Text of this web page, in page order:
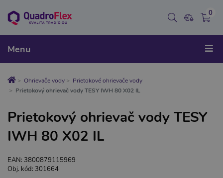
Menu
0
Ohrievače vody
Prietokové ohrievače vody
Prietokový ohrievač vody TESY IWH 80 X02 IL
Prietokový ohrievač vody TESY
IWH 80 X02 IL
EAN: 3800879115969
Obj. kód: 301664